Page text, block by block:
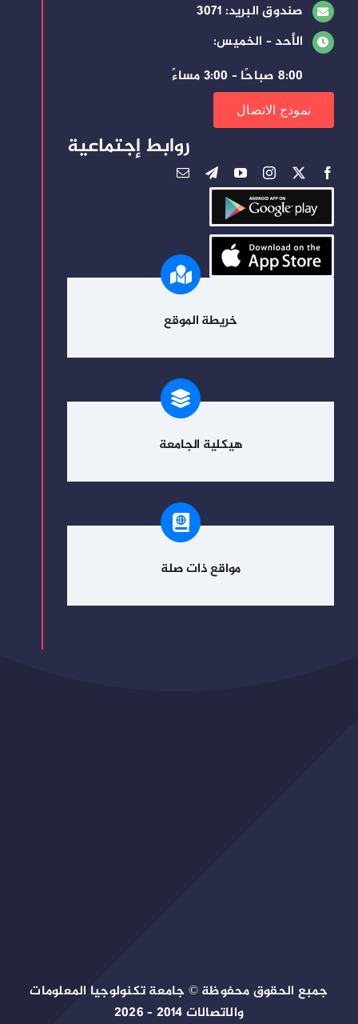
صندوق البريد: 3071
الأحد – الخميس:
8:00 صباحًا – 3:00 مساءً
نموذج الاتصال
روابط إجتماعية
خريطة الموقع
هيكلية الجامعة
مواقع ذات صلة
جمبع الحقوق محفوظة © جامعة تكنولوجيا المعلومات
والاتصالات 2014 – 2026